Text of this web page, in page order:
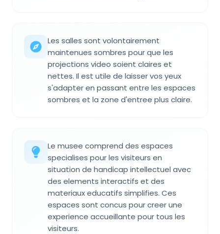
Les salles sont volontairement
maintenues sombres pour que les
projections video soient claires et
nettes. Il est utile de laisser vos yeux
s'adapter en passant entre les espaces
sombres et la zone d'entree plus claire.
Le musee comprend des espaces
specialises pour les visiteurs en
situation de handicap intellectuel avec
des elements interactifs et des
materiaux educatifs simplifies. Ces
espaces sont concus pour creer une
experience accueillante pour tous les
visiteurs.